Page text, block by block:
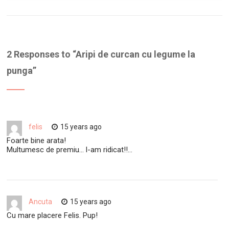
2 Responses to “Aripi de curcan cu legume la
punga”
felis 15 years ago
Foarte bine arata!
Multumesc de premiu… l-am ridicat!!…
Ancuta 15 years ago
Cu mare placere Felis. Pup!